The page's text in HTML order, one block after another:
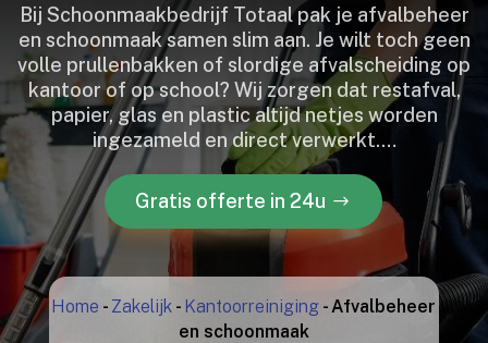
Bij Schoonmaakbedrijf Totaal pak je afvalbeheer
en schoonmaak samen slim aan.​ Je wilt toch geen
volle prullenbakken of slordige afvalscheiding op
kantoor of op school? Wij zorgen dat restafval,
papier, glas en plastic altijd netjes worden
ingezameld en direct verwerkt.​…
Gratis offerte in 24u
Home - Zakelijk - Kantoorreiniging - Afvalbeheer
en schoonmaak